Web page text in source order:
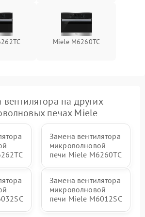
Miele M6260TC
на других
печах Miele
Замена вентилятора
микроволновой
печи Miele M6260TC
Замена вентилятора
микроволновой
печи Miele M6012SC